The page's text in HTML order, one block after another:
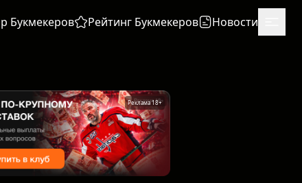
Букмекеров Рейтинг Букмекеров Новости
Реклама 18+